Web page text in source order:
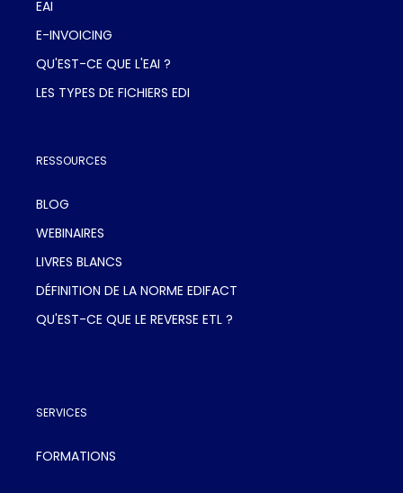
EAI
E-INVOICING
QU'EST-CE QUE L'EAI ?
LES TYPES DE FICHIERS EDI
RESSOURCES
BLOG
WEBINAIRES
LIVRES BLANCS
DÉFINITION DE LA NORME EDIFACT
QU'EST-CE QUE LE REVERSE ETL ?
SERVICES
FORMATIONS